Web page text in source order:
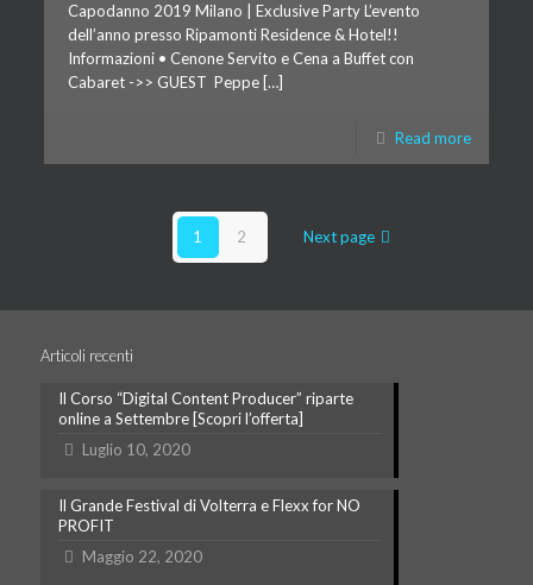
Capodanno 2019 Milano | Exclusive Party L’evento
dell’anno presso Ripamonti Residence & Hotel!!
Informazioni • Cenone Servito e Cena a Buffet con
Cabaret ->> GUEST Peppe […]
Read more
1 2 Next page
Articoli recenti
Il Corso “Digital Content Producer” riparte
online a Settembre [Scopri l’offerta]
Luglio 10, 2020
Il Grande Festival di Volterra e Flexx for NO
PROFIT
Maggio 22, 2020